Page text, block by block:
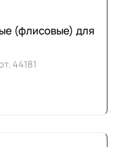
(флисовые) для
44181